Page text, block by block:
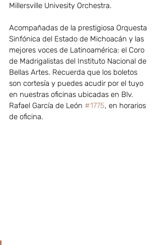
Millersville Univesity Orchestra.
Acompañadas de la prestigiosa Orquesta
Sinfónica del Estado de Michoacán y las
mejores voces de Latinoamérica: el Coro
de Madrigalistas del Instituto Nacional de
Bellas Artes. Recuerda que los boletos
son cortesía y puedes acudir por el tuyo
en nuestras oficinas ubicadas en Blv.
Rafael García de León #1775, en horarios
de oficina.